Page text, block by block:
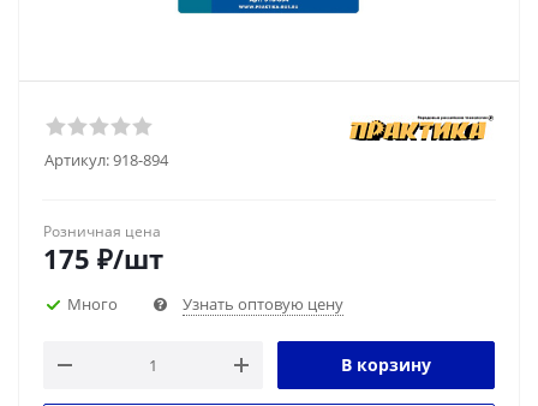
Артикул:918-894
Розничная цена
175 ₽/шт
Много Узнать оптовую цену
В корзину